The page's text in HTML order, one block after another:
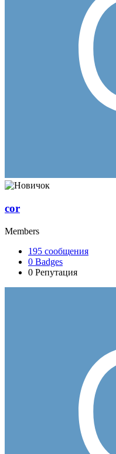
cor
Members
195 сообщения
0 Badges
0 Репутация